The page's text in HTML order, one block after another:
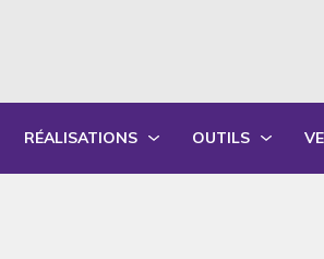
RÉALISATIONS OUTILS